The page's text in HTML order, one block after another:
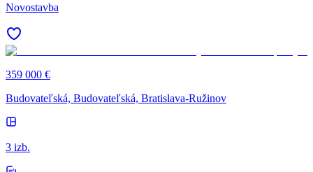
Novostavba
359 000 €
Budovateľská, Budovateľská, Bratislava-Ružinov
3 izb.